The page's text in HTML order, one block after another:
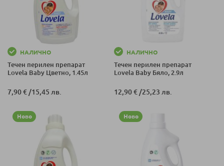
НАЛИЧНО
Течен перилен препарат
Lovela Baby Цветно, 1.45л
7,90 € /15,45 лв.
НАЛИЧНО
Течен перилен препарат
Lovela Baby Бяло, 2.9л
12,90 € /25,23 лв.
Ново Ново